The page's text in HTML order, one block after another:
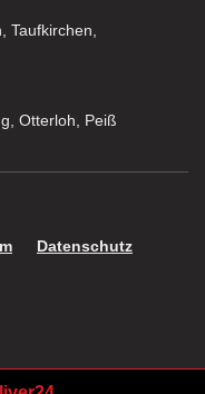
Taufkirchen,
Otterloh, Peiß
Datenschutz